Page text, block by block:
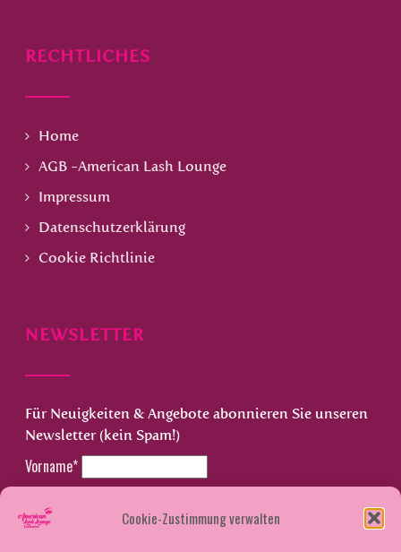
Cookie-Zustimmung verwalten
RECHTLICHES
Home
AGB -American Lash Lounge
Impressum
Datenschutzerklärung
Cookie Richtlinie
NEWSLETTER
Für Neuigkeiten & Angebote abonnieren Sie unseren
Newsletter (kein Spam!)
Vorname*
Email*